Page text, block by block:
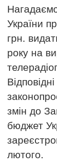
України
грн.
року на
змін до
бюджет
лютого.